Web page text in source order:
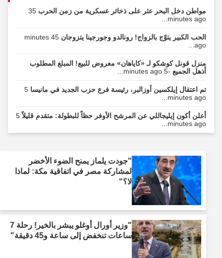
مواطن دخل البحر عثر على ذخائر عسكرية من زمن الحرب35
minutes ago...
الحب الكبير يتوّج بالزواج! رونالدو وجورجينا يتزوجان
45 minutes
ago...
منزل قونل كوشكو لـ «كاياهان» معروض للبيع! المبلغ المطلوب
أذهل الجميع-5 minutes ago...
تم اعتقال إيلكسين أوزالبر، رئيسة فرع حزب الجديد في مانيسا5
minutes ago...
أعلن أكون إيليجاللي عن المرشح الأوفر حظاً للبطولة: متقدم قليلاً5
minutes ago...
"جودت يلماز يمنح الضوء الأخضر
لمشاركة مصر في اتفاقية مكة: لماذا
لا؟"
"وزير أورال أوغلو يبشر بالخير! رحلة 7
ساعات تنخفض إلى ساعة و45 دقيقة"